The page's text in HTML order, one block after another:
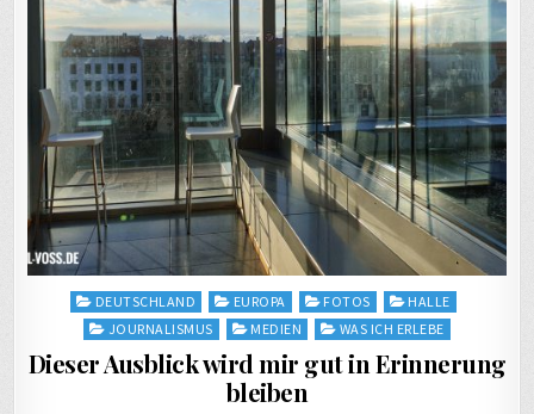
PostedDEUTSCHLAND EUROPA FOTOS
HALLE
JOURNALISMUS
MEDIEN WAS ICH ERLEBE
Dieser Ausblick wird mir gut in Erinnerung
bleiben